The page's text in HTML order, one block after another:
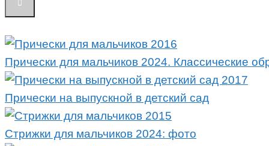
Прически для мальчиков 2024. Классические
Прически на выпускной в детский сад
Стрижки для мальчиков 2024: фото